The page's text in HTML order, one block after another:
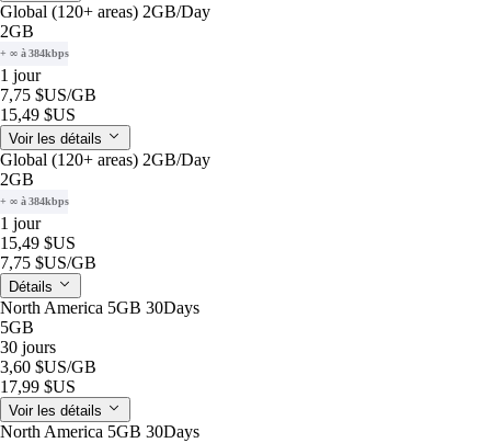
Global (120+ areas) 2GB/Day
2GB
+ ∞ à 384kbps
1 jour
7,75 $US/GB
15,49 $US
Voir les détails
Global (120+ areas) 2GB/Day
2GB
+ ∞ à 384kbps
1 jour
15,49 $US
7,75 $US/GB
Détails
North America 5GB 30Days
5GB
30 jours
3,60 $US/GB
17,99 $US
Voir les détails
North America 5GB 30Days